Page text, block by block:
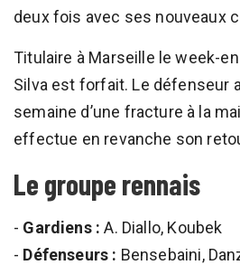
deux fois avec ses nouveaux
Titulaire à Marseille le week-
Silva est forfait. Le défenseur
semaine d’une fracture à la
effectue en revanche son
Le groupe rennais
- Gardiens : A. Diallo, Koubek
- Défenseurs : Bensebaini,